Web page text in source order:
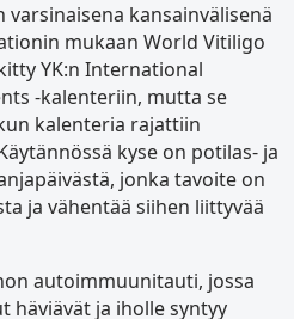
varsinaisena kansainvälisenä
mukaan World Vitiligo
YK:n International
-kalenteriin, mutta se
kalenteria rajattiin
kyse on potilas- ja
jonka tavoite on
ja vähentää siihen liittyvää
autoimmuunitauti, jossa
häviävät ja iholle syntyy